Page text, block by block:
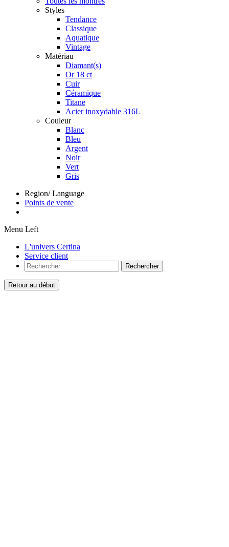
Styles
Tendance
Classique
Aquatique
Vintage
Matériau
Diamant(s)
Or 18 ct
Cuir
Céramique
Titane
Acier inoxydable 316L
Couleur
Blanc
Bleu
Argent
Noir
Vert
Gris
Region/ Language
Points de vente
Menu Left
L'univers Certina
Service client
Rechercher
Retour au début